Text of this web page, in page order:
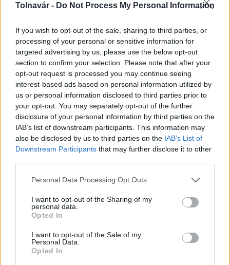
Tolnavár - Do Not Process My Personal Information
If you wish to opt-out of the sale, sharing to third parties, or
processing of your personal or sensitive information for
targeted advertising by us, please use the below opt-out
section to confirm your selection. Please note that after your
opt-out request is processed you may continue seeing
interest-based ads based on personal information utilized by
us or personal information disclosed to third parties prior to
your opt-out. You may separately opt-out of the further
disclosure of your personal information by third parties on the
IAB’s list of downstream participants. This information may
also be disclosed by us to third parties on the IAB’s List of
Downstream Participants that may further disclose it to other
Please note that this website/app uses one or more Google
not limited to your visit or usage behaviour. You may click to
grant or deny consent to Google and its third-party tags to
use your data for below specified purposes in below Google
consent section.
Personal Data Processing Opt Outs
I want to opt-out of the Sharing of my
personal data.
Opted In
I want to opt-out of the Sale of my
Personal Data.
Opted In
Amire többmillióan vártunk: szombattól másodfokúra
csökken a riasztás
Helyi hírek
A hőségben is védik a növényzetet Pakson